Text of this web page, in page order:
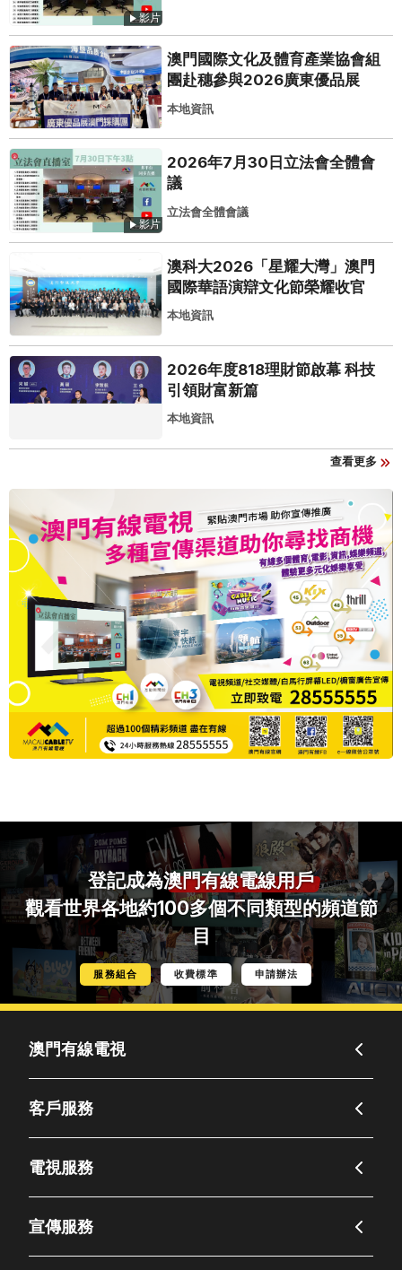
影片
澳門國際文化及體育產業協會組
團赴穗參與2026廣東優品展
本地資訊
影片
2026年7月30日立法會全體會
議
立法會全體會議
澳科大2026「星耀大灣」澳門
國際華語演辯文化節榮耀收官
本地資訊
2026年度818理財節啟幕 科技
引領財富新篇
本地資訊
查看更多
登記成為澳門有線電線用戶
觀看世界各地約100多個不同類型的頻道節
目
服務組合 收費標準 申請辦法
澳門有線電視
客戶服務
電視服務
宣傳服務